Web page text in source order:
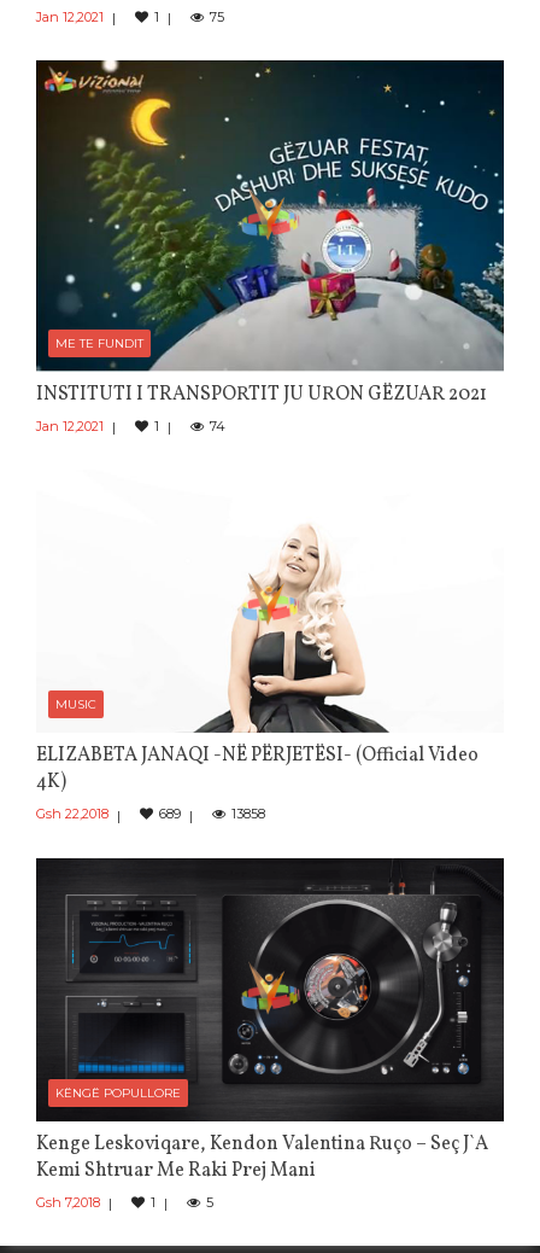
Jan 12,2021 1 75
ME TE FUNDIT
INSTITUTI I TRANSPORTIT JU URON GËZUAR 2021
Jan 12,2021 1 74
MUSIC
ELIZABETA JANAQI -NË PËRJETËSI- (Official Video
4K)
Gsh 22,2018 689 13858
KËNGË POPULLORE
Kenge Leskoviqare, Kendon Valentina Ruço – Seç J`a
Kemi Shtruar Me Raki Prej Mani
Gsh 7,2018 1 5